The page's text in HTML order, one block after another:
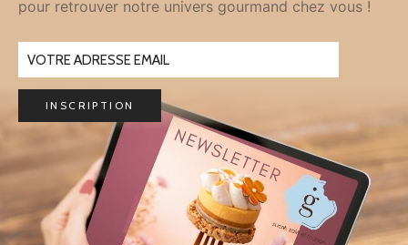
pour retrouver notre univers gourmand chez vous !